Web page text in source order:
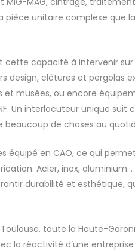
pièce unitaire complexe que
cette capacité à intervenir
design, clôtures et pergolas
et musées, ou encore
Un interlocuteur unique suit
de choses au
équipé en CAO, ce qui
Acier, inox,
durabilité et esthétique,
Toulouse, toute la Haute-
la réactivité d’une